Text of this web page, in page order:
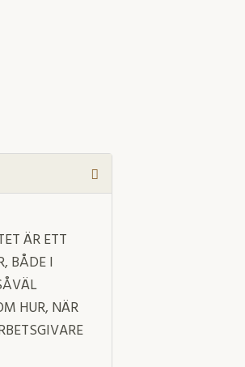
ÄR ETT
BÅDE I
HUR, NÄR